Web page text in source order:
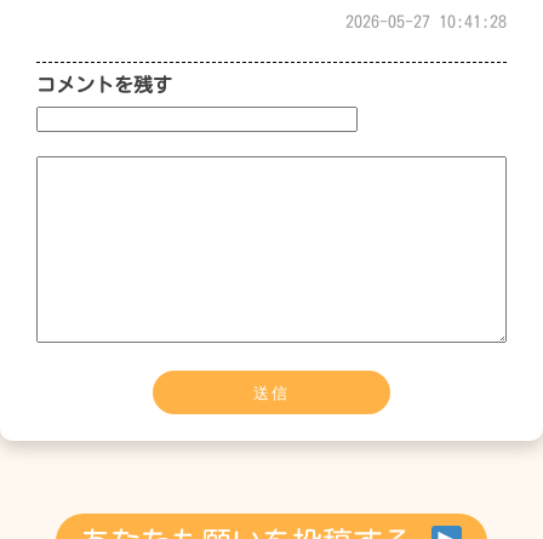
2026-05-27 10:41:28
コメントを残す